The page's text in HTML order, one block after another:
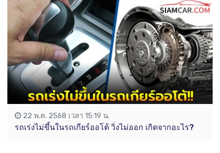
22 พ.ค. 2568 เวลา 15:19 น.
รถเร่งไม่ขึ้นในรถเกียร์ออโต้ วิ่งไม่ออก เกิดจากอะไร?